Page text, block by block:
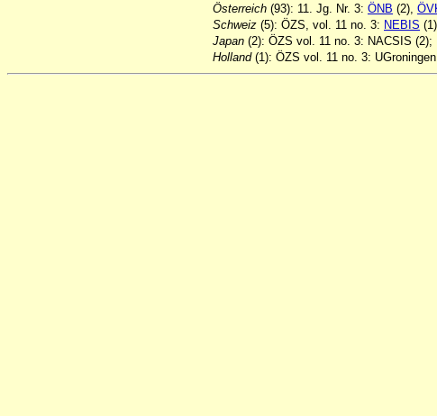
Österreich (93): 11. Jg. Nr. 3: ÖNB (2),
Schweiz (5): ÖZS, vol. 11 no. 3: NEBIS
Japan (2): ÖZS vol. 11 no. 3: NACSIS (2);
Holland(1): ÖZS vol. 11 no. 3: